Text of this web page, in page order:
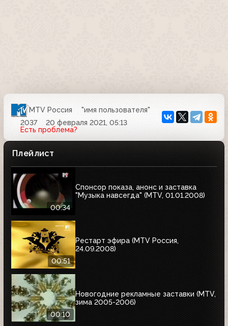
MTV Россия
"имя пользователя"
2037
20 февраля 2021, 05:13
Есть проблема?
Плейлист
00:34
Спонсор показа, анонс и заставка
"Музыка навсегда" (MTV, 01.01.2008)
00:51
Рестарт эфира (MTV Россия,
24.09.2008)
00:10
Новогодние рекламные заставки (MTV,
зима 2005-2006)